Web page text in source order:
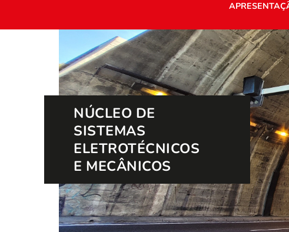
NÚCLEO DE
SISTEMAS
ELETROTÉCNICOS
E MECÂNICOS